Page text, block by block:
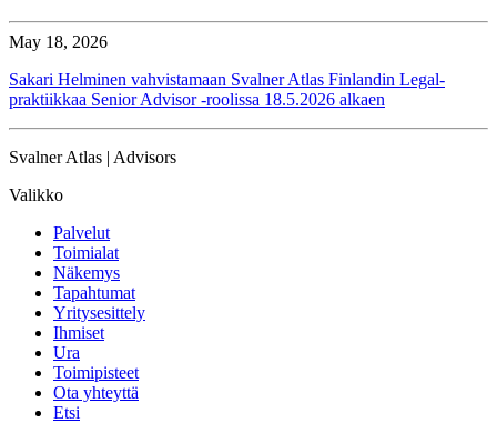
May 18, 2026
Sakari Helminen vahvistamaan Svalner Atlas Finlandin Legal-
praktiikkaa Senior Advisor -roolissa 18.5.2026 alkaen
Svalner Atlas | Advisors
Valikko
Palvelut
Toimialat
Näkemys
Tapahtumat
Yritysesittely
Ihmiset
Ura
Toimipisteet
Ota yhteyttä
Etsi